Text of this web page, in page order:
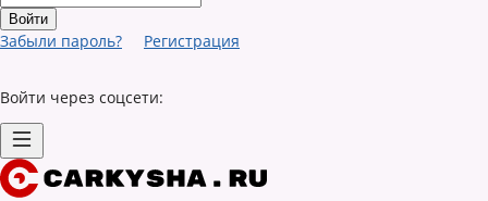
Забыли пароль? Регистрация
Войти через соцсети: